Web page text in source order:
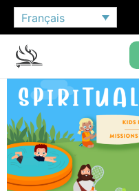
Français